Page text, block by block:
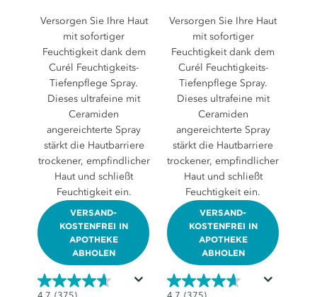
Versorgen Sie Ihre Haut
mit sofortiger
Feuchtigkeit dank dem
Curél Feuchtigkeits-
Tiefenpflege Spray.
Dieses ultrafeine mit
Ceramiden
angereichterte Spray
stärkt die Hautbarriere
trockener, empfindlicher
Haut und schließt
Feuchtigkeit ein.
VERSAND-
KOSTENFREI IN
APOTHEKE
ABHOLEN
Versorgen Sie Ihre Haut
mit sofortiger
Feuchtigkeit dank dem
Curél Feuchtigkeits-
Tiefenpflege Spray.
Dieses ultrafeine mit
Ceramiden
angereichterte Spray
stärkt die Hautbarriere
trockener, empfindlicher
Haut und schließt
Feuchtigkeit ein.
VERSAND-
KOSTENFREI IN
APOTHEKE
ABHOLEN